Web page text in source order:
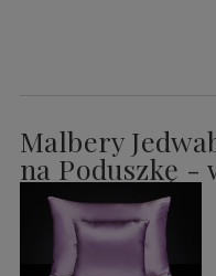
Malbery
na Poduszkę -